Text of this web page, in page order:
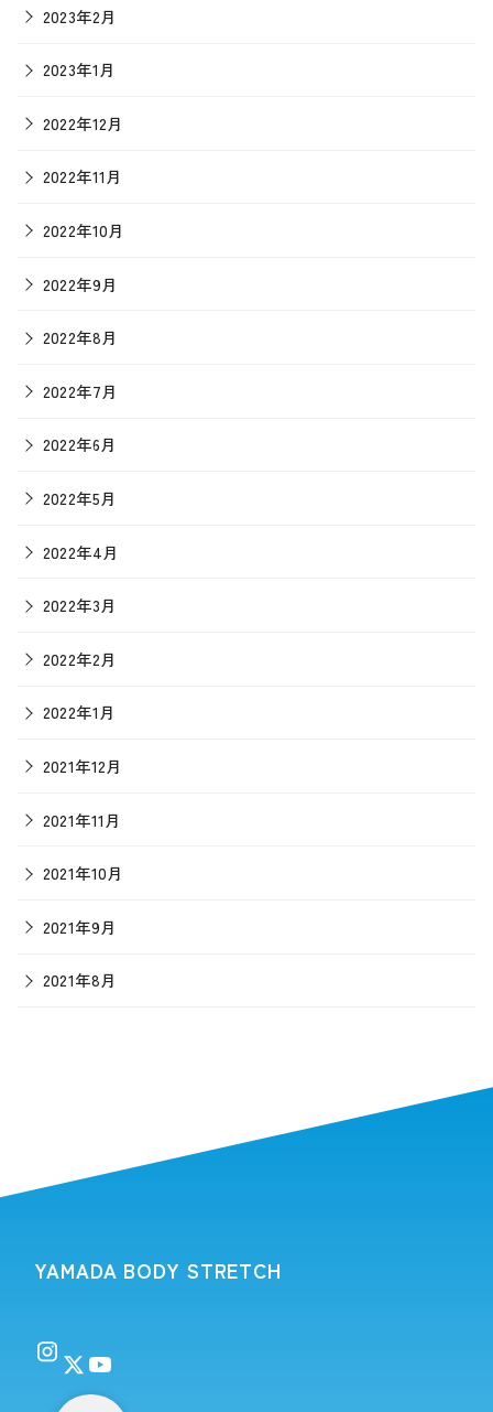
2023年2月
2023年1月
2022年12月
2022年11月
2022年10月
2022年9月
2022年8月
2022年7月
2022年6月
2022年5月
2022年4月
2022年3月
2022年2月
2022年1月
2021年12月
2021年11月
2021年10月
2021年9月
2021年8月
YAMADA BODY STRETCH